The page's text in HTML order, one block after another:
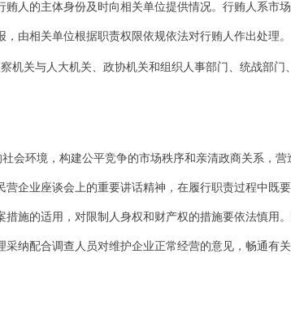
人的主体身份及时向相关单位提供情况。行贿人系市
由相关单位根据职责权限依规依法对行贿人作出处理。
机关与人大机关、政协机关和组织人事部门、统战部
会环境，构建公平竞争的市场秩序和亲清政商关系，
企业座谈会上的重要讲话精神，在履行职责过程中既
施的适用，对限制人身权和财产权的措施要依法慎用
纳配合调查人员对维护企业正常经营的意见，畅通有